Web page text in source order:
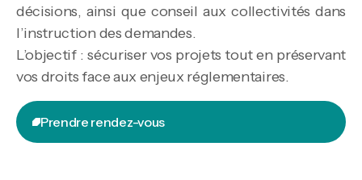
décisions, ainsi que conseil aux collectivités dans
l’instruction des demandes.
L’objectif : sécuriser vos projets tout en préservant
vos droits face aux enjeux réglementaires.
Prendre rendez-vous
Prendre rendez-vous